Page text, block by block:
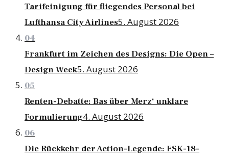
Tarifeinigung für fliegendes Personal bei
Lufthansa City Airlines5. August 2026
04
Frankfurt im Zeichen des Designs: Die Open –
Design Week5. August 2026
05
Renten-Debatte: Bas über Merz‘ unklare
Formulierung4. August 2026
06
Die Rückkehr der Action-Legende: FSK-18-